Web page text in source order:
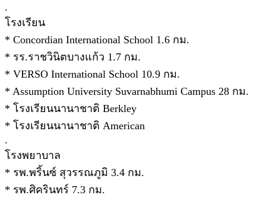
.
โรงเรียน
* Concordian International School 1.6 กม.
* รร.ราชวินิตบางแก้ว 1.7 กม.
* VERSO International School 10.9 กม.
* Assumption University Suvarnabhumi Campus 28 กม.
* โรงเรียนนานาชาติ Berkley
* โรงเรียนนานาชาติ American
.
โรงพยาบาล
* รพ.พริ้นซ์ สุวรรณภูมิ 3.4 กม.
* รพ.ศิครินทร์ 7.3 กม.